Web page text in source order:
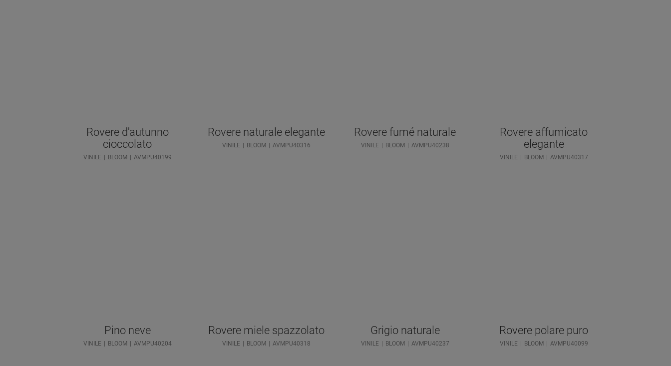
Rovere d'autunno
cioccolato
VINILE BLOOM AVMPU40199
Rovere naturale elegante
VINILE BLOOM AVMPU40316
Rovere fumé naturale
VINILE BLOOM AVMPU40238
Rovere affumicato
elegante
VINILE BLOOM AVMPU40317
Pino neve
VINILE BLOOM AVMPU40204
Rovere miele spazzolato
VINILE BLOOM AVMPU40318
Grigio naturale
VINILE BLOOM AVMPU40237
Rovere polare puro
VINILE BLOOM AVMPU40099